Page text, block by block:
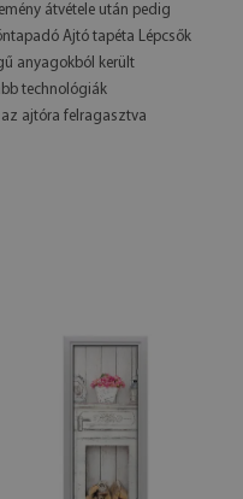
átvétele után pedig
Ajtó tapéta Lépcsők
anyagokból került
technológiák
ajtóra felragasztva